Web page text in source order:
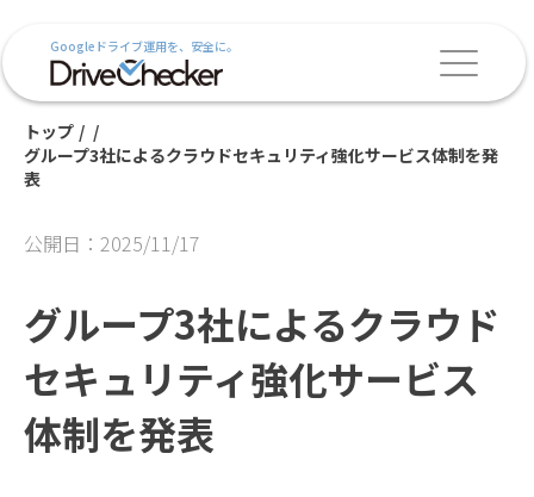
Googleドライブ運用を、安全に。
トップ / /
グループ3社によるクラウドセキュリティ強化サービス体制を発
表
公開日：2025/11/17
グループ3社によるクラウド
セキュリティ強化サービス
体制を発表